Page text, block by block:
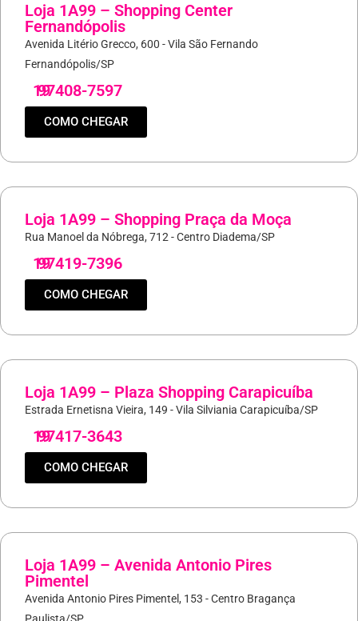
Loja 1A99 – Shopping Center
Fernandópolis
Avenida Litério Grecco, 600 - Vila São Fernando
Fernandópolis/SP
19
97408-7597
COMO CHEGAR
Loja 1A99 – Shopping Praça da Moça
Rua Manoel da Nóbrega, 712 - Centro Diadema/SP
19
97419-7396
COMO CHEGAR
Loja 1A99 – Plaza Shopping Carapicuíba
Estrada Ernetisna Vieira, 149 - Vila Silviania Carapicuíba/SP
19
97417-3643
COMO CHEGAR
Loja 1A99 – Avenida Antonio Pires
Pimentel
Avenida Antonio Pires Pimentel, 153 - Centro Bragança